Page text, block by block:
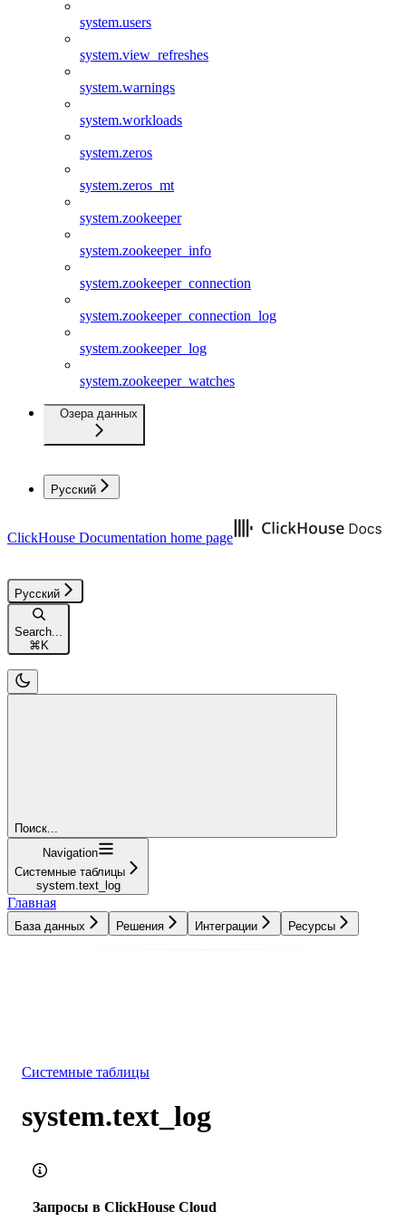
system.users
system.view_refreshes
system.warnings
system.workloads
system.zeros
system.zeros_mt
system.zookeeper
system.zookeeper_info
system.zookeeper_connection
system.zookeeper_connection_log
system.zookeeper_log
system.zookeeper_watches
Озера данных
Русский
ClickHouse Documentation home page
Русский
Search...
⌘K
Поиск...
Navigation
Системные таблицы
system.text_log
Главная
База данных Решения Интеграции Ресурсы
Системные таблицы
system.text_log
Запросы в ClickHouse Cloud